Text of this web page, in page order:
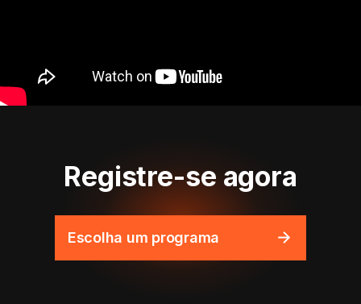
Registre-se agora
Escolha um programa